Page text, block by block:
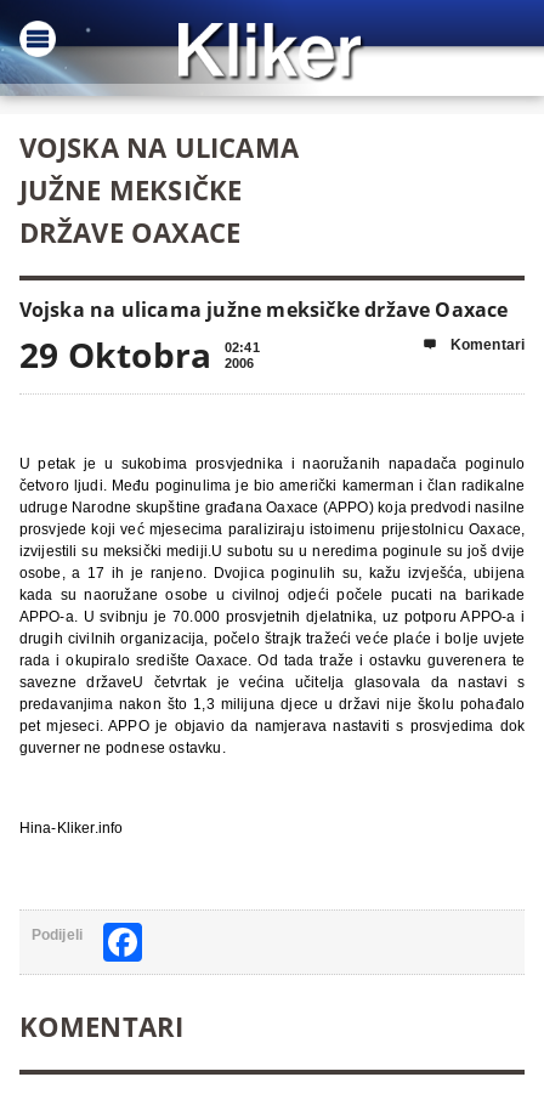
VOJSKA NA ULICAMA
JUŽNE MEKSIČKE
DRŽAVE OAXACE
Vojska na ulicama južne meksičke države Oaxace
29 Oktobra
02:41
2006
 Komentari
U petak je u sukobima prosvjednika i naoružanih napadača poginulo
četvoro ljudi. Među poginulima je bio američki kamerman i član radikalne
udruge Narodne skupštine građana Oaxace (APPO) koja predvodi nasilne
prosvjede koji već mjesecima paraliziraju istoimenu prijestolnicu Oaxace,
izvijestili su meksički mediji.U subotu su u neredima poginule su još dvije
osobe, a 17 ih je ranjeno. Dvojica poginulih su, kažu izvješća, ubijena
kada su naoružane osobe u civilnoj odjeći počele pucati na barikade
APPO-a. U svibnju je 70.000 prosvjetnih djelatnika, uz potporu APPO-a i
drugih civilnih organizacija, počelo štrajk tražeći veće plaće i bolje uvjete
rada i okupiralo središte Oaxace. Od tada traže i ostavku guverenera te
savezne državeU četvrtak je većina učitelja glasovala da nastavi s
predavanjima nakon što 1,3 milijuna djece u državi nije školu pohađalo
pet mjeseci. APPO je objavio da namjerava nastaviti s prosvjedima dok
guverner ne podnese ostavku.
Hina-Kliker.info
Podijeli
KOMENTARI